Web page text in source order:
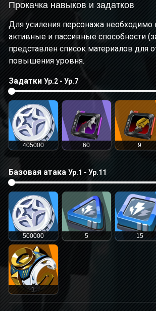
Прокачка навыков и задатков
Для усиления персонажа необходимо
активные и пассивные способности
представлен список материалов для
повышения уровня.
Задатки Ур.2 - Ур.7
405000 60 9
Базовая атака Ур.1 - Ур.11
500000 5 15
1